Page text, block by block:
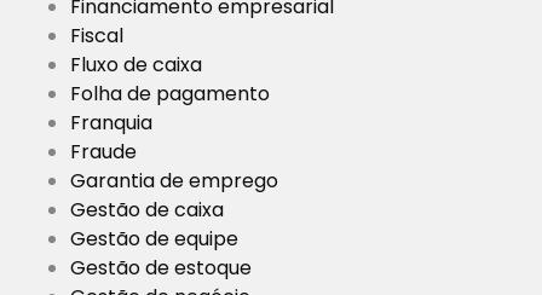
Financiamento empresarial
Fiscal
Fluxo de caixa
Folha de pagamento
Franquia
Fraude
Garantia de emprego
Gestão de caixa
Gestão de equipe
Gestão de estoque